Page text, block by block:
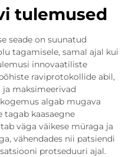
tulemused
seade on suunatud
tagamisele, samal ajal kui
innovaatiliste
raviprotokollide abil,
maksimeerivad
algab mugava
kaasaegne
väga väikese müraga ja
vähendades nii patsiendi
protseduuri ajal.